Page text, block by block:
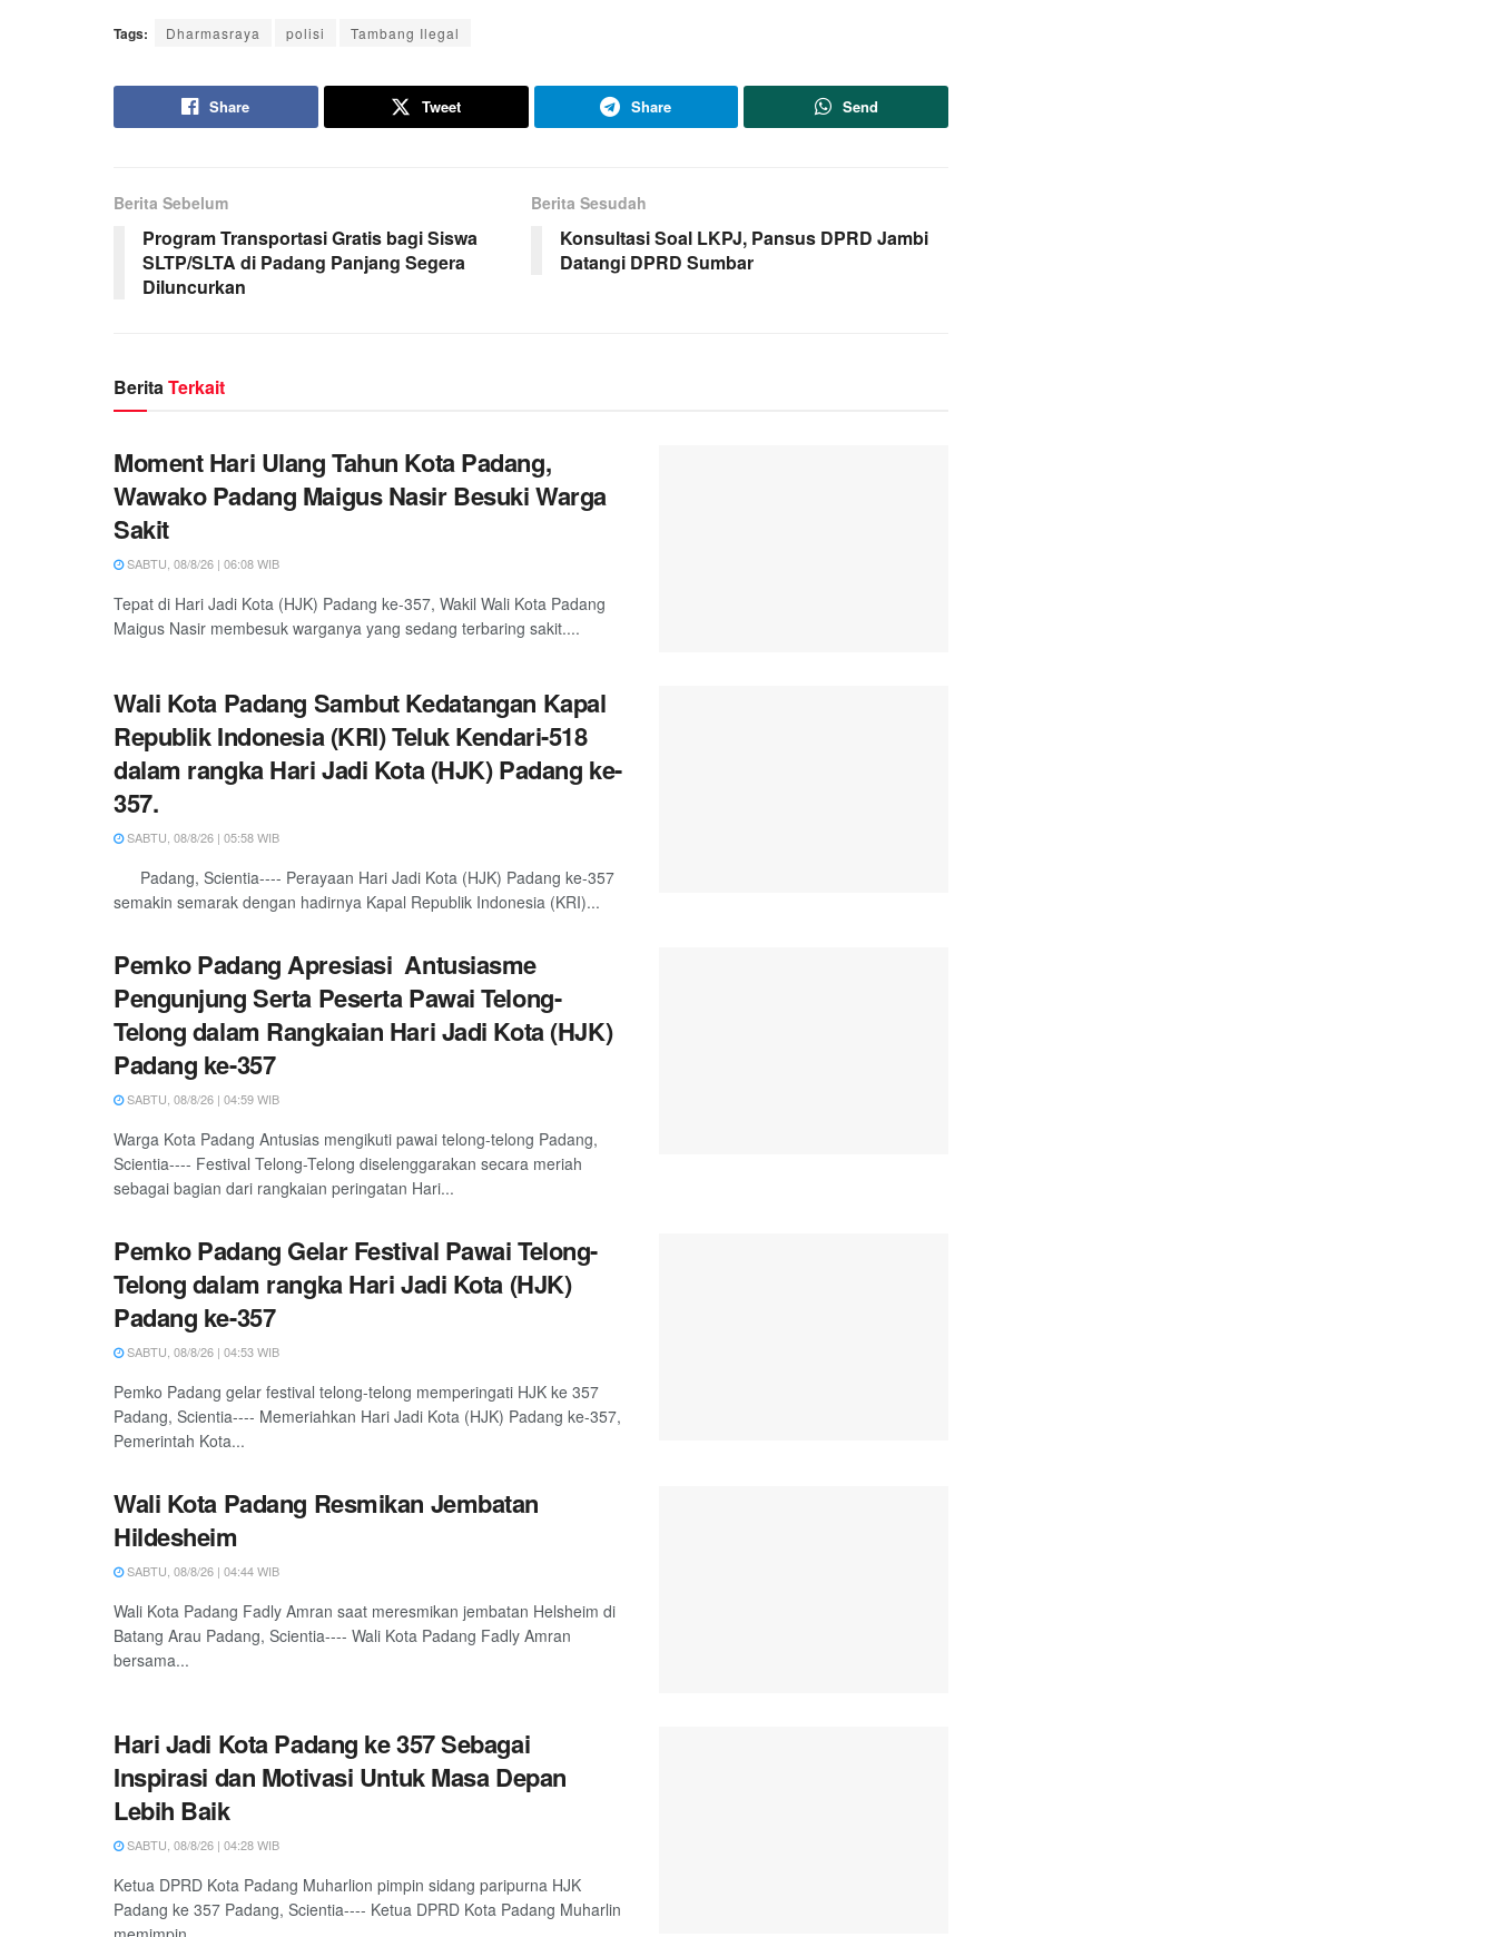
Tags: Dharmasraya polisi Tambang Ilegal
Share Tweet Share Send
Berita Sebelum
Program Transportasi Gratis bagi Siswa
SLTP/SLTA di Padang Panjang Segera
Diluncurkan
Berita Sesudah
Konsultasi Soal LKPJ, Pansus DPRD Jambi
Datangi DPRD Sumbar
BeritaTerkait
Moment Hari Ulang Tahun Kota Padang,
Wawako Padang Maigus Nasir Besuki Warga
Sakit
SABTU, 08/8/26 | 06:08 WIB
Tepat di Hari Jadi Kota (HJK) Padang ke-357, Wakil Wali Kota Padang
Maigus Nasir membesuk warganya yang sedang terbaring sakit....
Wali Kota Padang Sambut Kedatangan Kapal
Republik Indonesia (KRI) Teluk Kendari-518
dalam rangka Hari Jadi Kota (HJK) Padang ke-
357.
SABTU, 08/8/26 | 05:58 WIB
Padang, Scientia---- Perayaan Hari Jadi Kota (HJK) Padang ke-357
semakin semarak dengan hadirnya Kapal Republik Indonesia (KRI)...
Pemko Padang Apresiasi Antusiasme
Pengunjung Serta Peserta Pawai Telong-
Telong dalam Rangkaian Hari Jadi Kota (HJK)
Padang ke-357
SABTU, 08/8/26 | 04:59 WIB
Warga Kota Padang Antusias mengikuti pawai telong-telong Padang,
Scientia---- Festival Telong-Telong diselenggarakan secara meriah
sebagai bagian dari rangkaian peringatan Hari...
Pemko Padang Gelar Festival Pawai Telong-
Telong dalam rangka Hari Jadi Kota (HJK)
Padang ke-357
SABTU, 08/8/26 | 04:53 WIB
Pemko Padang gelar festival telong-telong memperingati HJK ke 357
Padang, Scientia---- Memeriahkan Hari Jadi Kota (HJK) Padang ke-357,
Pemerintah Kota...
Wali Kota Padang Resmikan Jembatan
Hildesheim
SABTU, 08/8/26 | 04:44 WIB
Wali Kota Padang Fadly Amran saat meresmikan jembatan Helsheim di
Batang Arau Padang, Scientia---- Wali Kota Padang Fadly Amran
bersama...
Hari Jadi Kota Padang ke 357 Sebagai
Inspirasi dan Motivasi Untuk Masa Depan
Lebih Baik
SABTU, 08/8/26 | 04:28 WIB
Ketua DPRD Kota Padang Muharlion pimpin sidang paripurna HJK
Padang ke 357 Padang, Scientia---- Ketua DPRD Kota Padang Muharlin